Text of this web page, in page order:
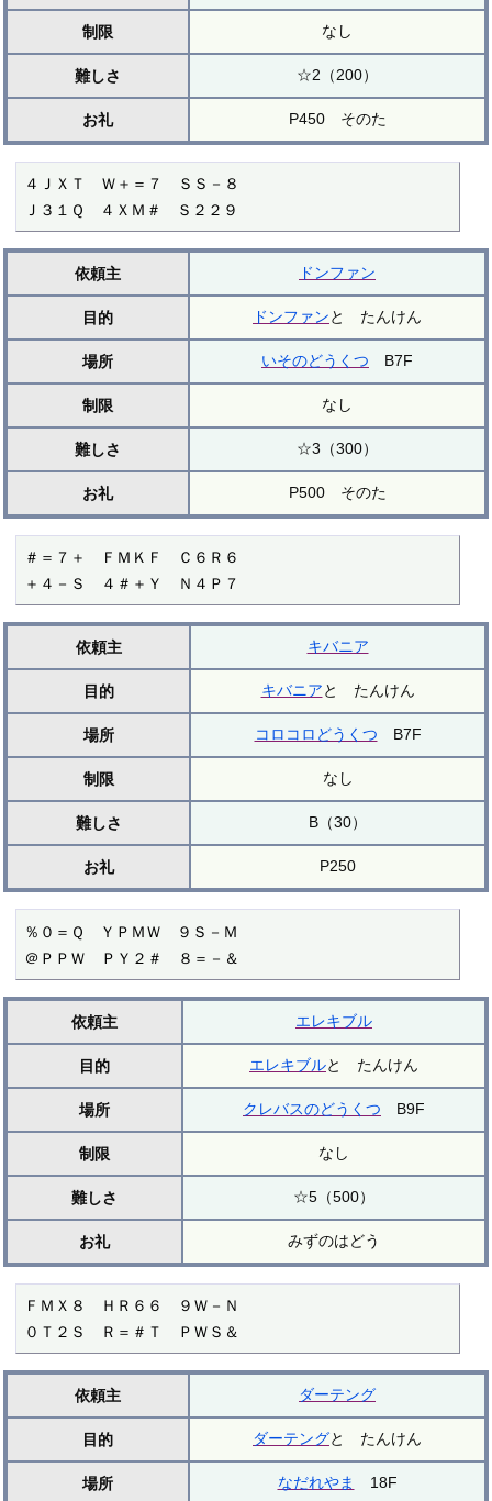
制限 なし
難しさ ☆2（200）
お礼 P450 そのた
４ＪＸＴ　Ｗ＋＝７　ＳＳ－８
Ｊ３１Ｑ　４ＸＭ＃　Ｓ２２９
依頼主 ドンファン
目的 ドンファンと たんけん
場所 いそのどうくつ B7F
制限 なし
難しさ ☆3（300）
お礼 P500 そのた
＃＝７＋　ＦＭＫＦ　Ｃ６Ｒ６
＋４－Ｓ　４＃＋Ｙ　Ｎ４Ｐ７
依頼主 キバニア
目的 キバニアと たんけん
場所 コロコロどうくつ B7F
制限 なし
難しさ B（30）
お礼 P250
％０＝Ｑ　ＹＰＭＷ　９Ｓ－Ｍ
＠ＰＰＷ　ＰＹ２＃　８＝－＆
依頼主 エレキブル
目的 エレキブルと たんけん
場所 クレバスのどうくつ B9F
制限 なし
難しさ ☆5（500）
お礼 みずのはどう
ＦＭＸ８　ＨＲ６６　９Ｗ－Ｎ
０Ｔ２Ｓ　Ｒ＝＃Ｔ　ＰＷＳ＆
依頼主 ダーテング
目的 ダーテングと たんけん
場所 なだれやま 18F